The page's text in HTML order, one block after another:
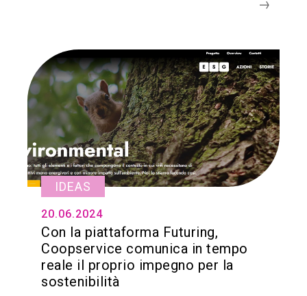
IDEAS
20.06.2024
Con la piattaforma Futuring,
Coopservice comunica in tempo
reale il proprio impegno per la
sostenibilità